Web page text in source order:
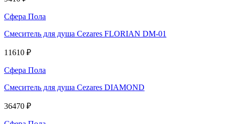
Сфера Пола
Смеситель для душа Cezares FLORIAN DM-01
11610 ₽
Сфера Пола
Смеситель для душа Cezares DIAMOND
36470 ₽